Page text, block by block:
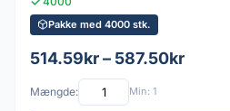
Pakke med 4000 stk.
514.59kr – 587.50kr
Mængde: Min: 1